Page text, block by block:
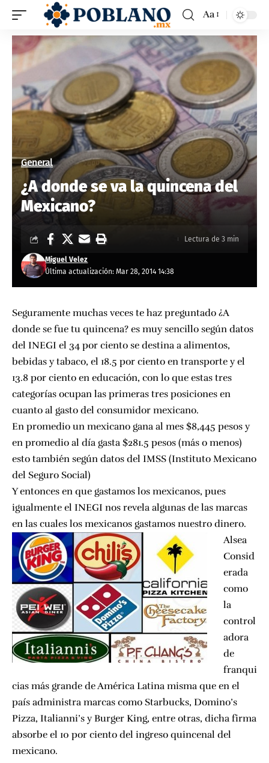
Aa
General
¿A donde se va la quincena del
Mexicano?
Última actualización: Mar 28, 2014 14:38
Miguel Velez
Lectura de 3 min
Seguramente muchas veces te haz preguntado ¿A
donde se fue tu quincena? es muy sencillo según datos
del INEGI el 34 por ciento se destina a alimentos,
bebidas y tabaco, el 18.5 por ciento en transporte y el
13.8 por ciento en educación, con lo que estas tres
categorías ocupan las primeras tres posiciones en
cuanto al gasto del consumidor mexicano.
En promedio un mexicano gana al mes $8,445 pesos y
en promedio al día gasta $281.5 pesos (más o menos)
esto también según datos del IMSS (Instituto Mexicano
del Seguro Social)
Y entonces en que gastamos los mexicanos, pues
igualmente el INEGI nos revela algunas de las marcas
en las cuales los mexicanos gastamos nuestro dinero.
Alsea
Consid
erada
como
la
control
adora
de
franqui
cias más grande de América Latina misma que en el
país administra marcas como Starbucks, Domino’s
Pizza, Italianni’s y Burger King, entre otras, dicha firma
absorbe el 10 por ciento del ingreso quincenal del
mexicano.